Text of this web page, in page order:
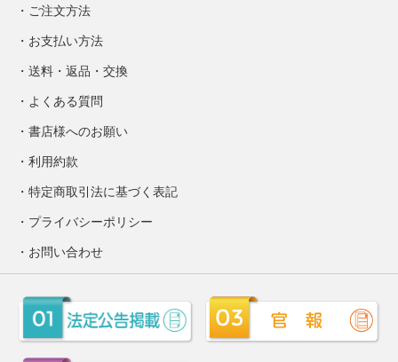
ご注文方法
お支払い方法
送料・返品・交換
よくある質問
書店様へのお願い
利用約款
特定商取引法に基づく表記
プライバシーポリシー
お問い合わせ